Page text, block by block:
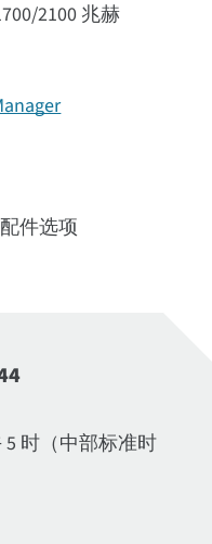
2100 兆赫
件选项
时（中部标准时